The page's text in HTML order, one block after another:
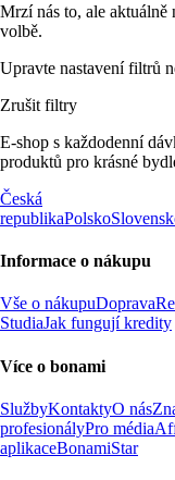
Mrzí nás to, ale
volbě.
Upravte nastavení filtrů
Zrušit filtry
E-shop s každodenní
produktů pro krásné
Česká
republikaPolsko
Informace o nákupu
Vše o nákupuDoprava
StudiaJak fungují kredity
Více o bonami
SlužbyKontaktyO nás
profesionályPro média
aplikaceBonamiStar